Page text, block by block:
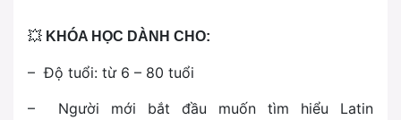
💥 KHÓA HỌC DÀNH CHO:
– Độ tuổi: từ 6 – 80 tuổi
– Người mới bắt đầu muốn tìm hiểu Latin